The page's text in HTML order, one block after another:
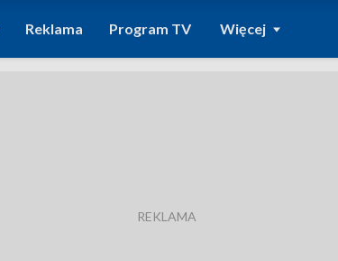
Reklama Program TV Więcej